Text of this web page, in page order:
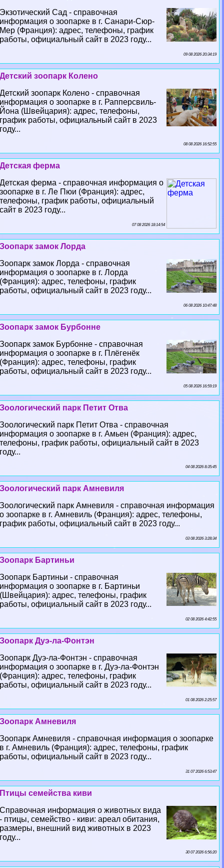
Экзотический Сад - справочная
информация о зоопарке в г. Санари-Сюр-
Мер (Франция): адрес, телефоны, график
работы, официальный сайт в 2023 году...
09 08 2026 20:34:19
Детский зоопарк Колено
Детский зоопарк Колено - справочная
информация о зоопарке в г. Рапперсвиль-
Йона (Швейцария): адрес, телефоны,
график работы, официальный сайт в 2023
году...
08 08 2026 16:52:55
Детская ферма
Детская ферма - справочная информация о
зоопарке в г. Ле Пюи (Франция): адрес,
телефоны, график работы, официальный
сайт в 2023 году...
07 08 2026 18:14:54
Зоопарк замок Лорда
Зоопарк замок Лорда - справочная
информация о зоопарке в г. Лорда
(Франция): адрес, телефоны, график
работы, официальный сайт в 2023 году...
06 08 2026 10:47:48
Зоопарк замок Бурбонне
Зоопарк замок Бурбонне - справочная
информация о зоопарке в г. Плёгенёк
(Франция): адрес, телефоны, график
работы, официальный сайт в 2023 году...
05 08 2026 16:59:19
Зоологический парк Петит Отва
Зоологический парк Петит Отва - справочная
информация о зоопарке в г. Амьен (Франция): адрес,
телефоны, график работы, официальный сайт в 2023
году...
04 08 2026 8:35:45
Зоологический парк Амневиля
Зоологический парк Амневиля - справочная информация
о зоопарке в г. Амневиль (Франция): адрес, телефоны,
график работы, официальный сайт в 2023 году...
03 08 2026 3:28:34
Зоопарк Бартиньи
Зоопарк Бартиньи - справочная
информация о зоопарке в г. Бартиньи
(Швейцария): адрес, телефоны, график
работы, официальный сайт в 2023 году...
02 08 2026 4:42:55
Зоопарк Дуэ-ла-Фонтэн
Зоопарк Дуэ-ла-Фонтэн - справочная
информация о зоопарке в г. Дуэ-ла-Фонтэн
(Франция): адрес, телефоны, график
работы, официальный сайт в 2023 году...
01 08 2026 2:25:57
Зоопарк Амневиля
Зоопарк Амневиля - справочная информация о зоопарке
в г. Амневиль (Франция): адрес, телефоны, график
работы, официальный сайт в 2023 году...
31 07 2026 6:53:47
Птицы семейства киви
Справочная информация о животных вида
- птицы, семейство - киви: ареал обитания,
размеры, внешний вид животных в 2023
году...
30 07 2026 6:56:20